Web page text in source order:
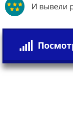
И вывели